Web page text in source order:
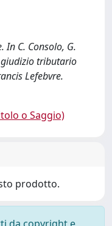
In C. Consolo, G.
giudizio tributario
Lefebvre.
o Saggio)
prodotto.